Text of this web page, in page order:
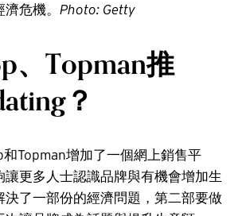
危機。 Photo: Getty
、Topman推
？
Topman增加了一個網上銷售平
讓更多人士認識品牌與有機會增加生
決了一部份的經濟問題，第二部要做